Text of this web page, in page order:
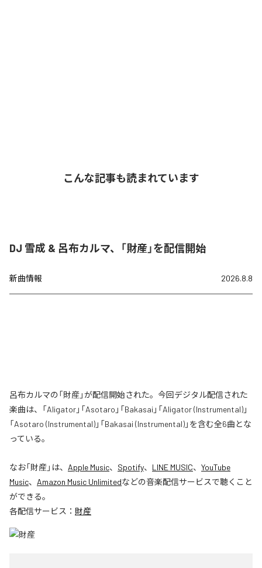
こんな記事も読まれています
DJ 雪成 & 呂布カルマ、「財産」を配信開始
新曲情報 2026.8.8
呂布カルマの「財産」が配信開始された。今回デジタル配信された
楽曲は、「Aligator」「Asotaro」「Bakasai」「Aligator (Instrumental)」
「Asotaro (Instrumental)」「Bakasai (Instrumental)」を含む全6曲とな
っている。
なお「財産」は、 Apple Music、 Spotify、 LINE MUSIC、 YouTube
Music、 Amazon Music Unlimitedなどの音楽配信サービスで聴くこと
ができる。
各配信サービス： 財産